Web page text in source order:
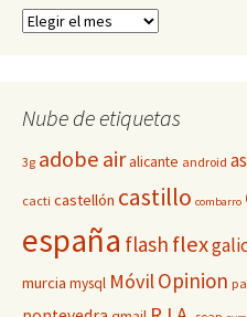
Archivo
Nube de etiquetas
3g adobe airalicante android
cacti castellón castillo combarro
españa flash flex
murcia mysql MóvilOpinion